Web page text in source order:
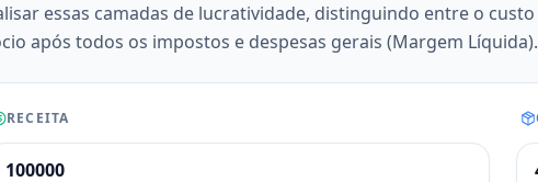
essas camadas de lucratividade, distinguindo entre o
após todos os impostos e despesas gerais (Margem Líquida).
RECEITA